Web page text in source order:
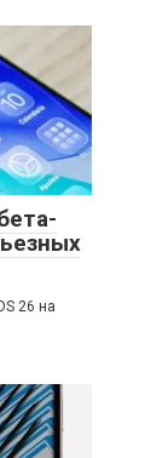
26 на